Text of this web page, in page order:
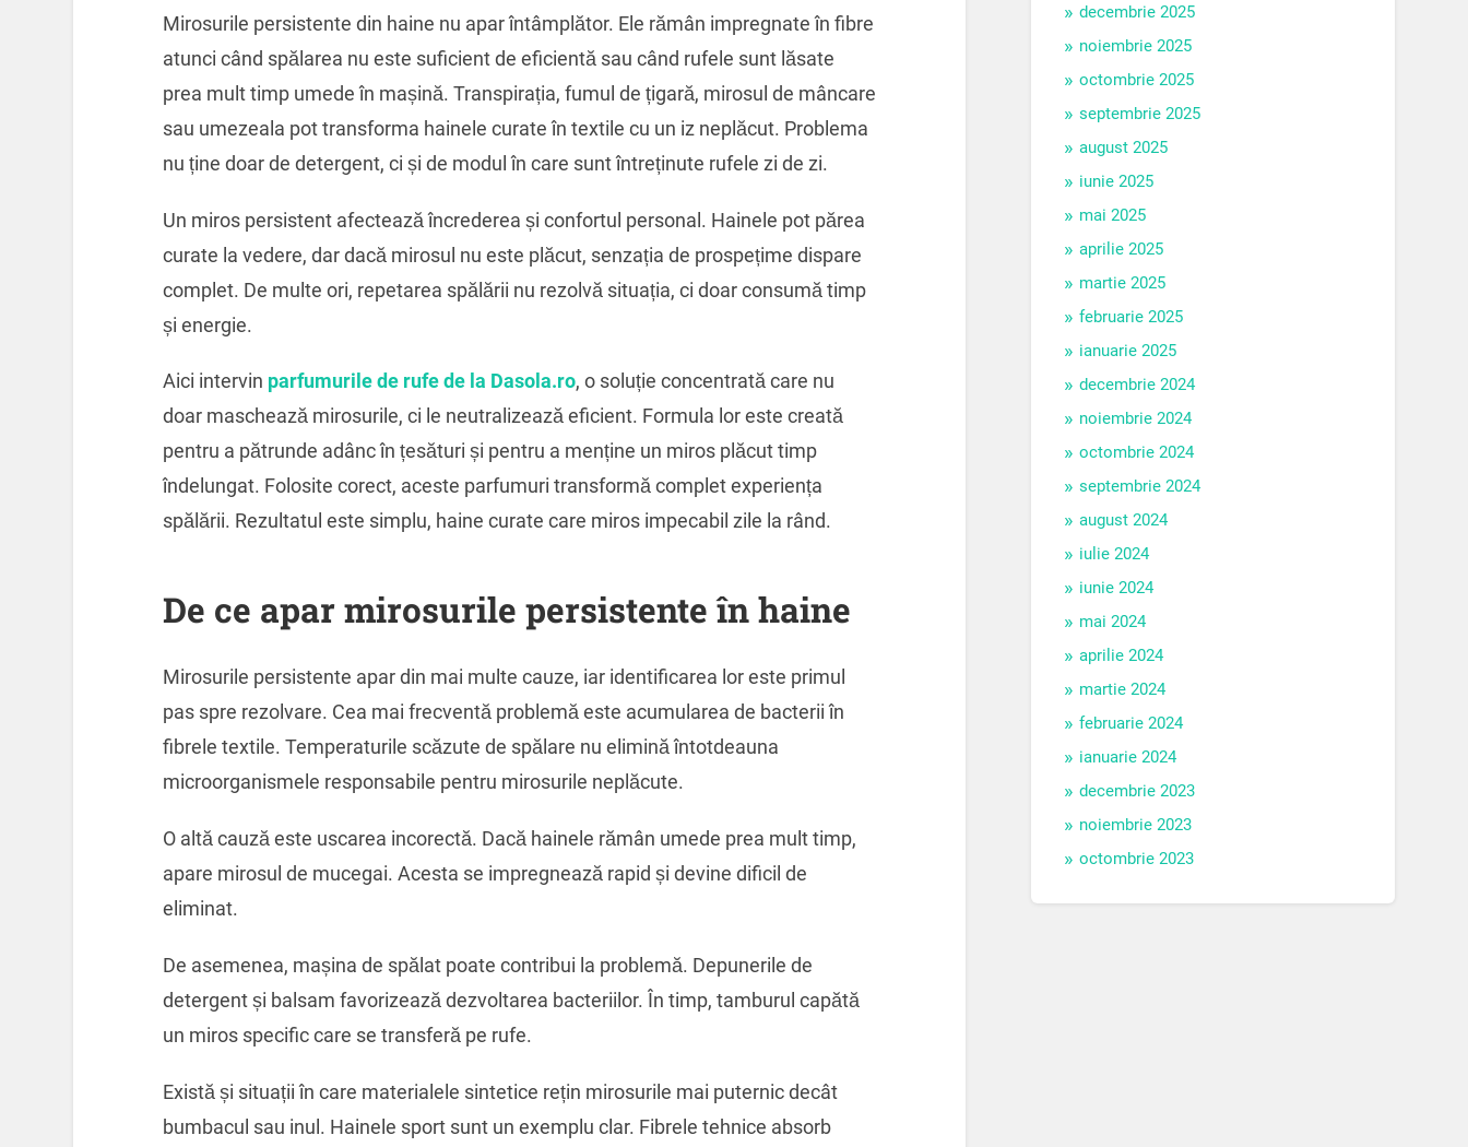
Mirosurile persistente din haine nu apar întâmplător. Ele rămân impregnate în fibre
atunci când spălarea nu este suficient de eficientă sau când rufele sunt lăsate
prea mult timp umede în mașină. Transpirația, fumul de țigară, mirosul de mâncare
sau umezeala pot transforma hainele curate în textile cu un iz neplăcut. Problema
nu ține doar de detergent, ci și de modul în care sunt întreținute rufele zi de zi.
Un miros persistent afectează încrederea și confortul personal. Hainele pot părea
curate la vedere, dar dacă mirosul nu este plăcut, senzația de prospețime dispare
complet. De multe ori, repetarea spălării nu rezolvă situația, ci doar consumă timp
și energie.
Aici intervin parfumurile de rufe de la Dasola.ro, o soluție concentrată care nu
doar maschează mirosurile, ci le neutralizează eficient. Formula lor este creată
pentru a pătrunde adânc în țesături și pentru a menține un miros plăcut timp
îndelungat. Folosite corect, aceste parfumuri transformă complet experiența
spălării. Rezultatul este simplu, haine curate care miros impecabil zile la rând.
De ce apar mirosurile persistente în haine
Mirosurile persistente apar din mai multe cauze, iar identificarea lor este primul
pas spre rezolvare. Cea mai frecventă problemă este acumularea de bacterii în
fibrele textile. Temperaturile scăzute de spălare nu elimină întotdeauna
microorganismele responsabile pentru mirosurile neplăcute.
O altă cauză este uscarea incorectă. Dacă hainele rămân umede prea mult timp,
apare mirosul de mucegai. Acesta se impregnează rapid și devine dificil de
eliminat.
De asemenea, mașina de spălat poate contribui la problemă. Depunerile de
detergent și balsam favorizează dezvoltarea bacteriilor. În timp, tamburul capătă
un miros specific care se transferă pe rufe.
Există și situații în care materialele sintetice rețin mirosurile mai puternic decât
bumbacul sau inul. Hainele sport sunt un exemplu clar. Fibrele tehnice absorb
decembrie 2025
noiembrie 2025
octombrie 2025
septembrie 2025
august 2025
iunie 2025
mai 2025
aprilie 2025
martie 2025
februarie 2025
ianuarie 2025
decembrie 2024
noiembrie 2024
octombrie 2024
septembrie 2024
august 2024
iulie 2024
iunie 2024
mai 2024
aprilie 2024
martie 2024
februarie 2024
ianuarie 2024
decembrie 2023
noiembrie 2023
octombrie 2023